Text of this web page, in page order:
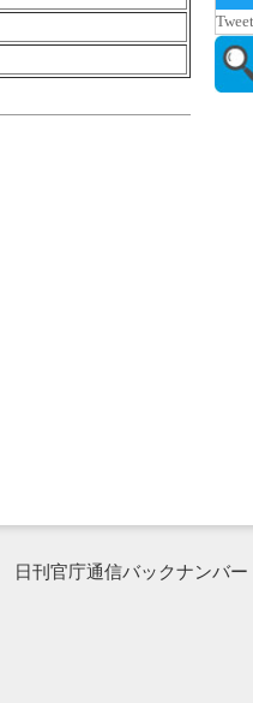
日刊官庁通信バックナンバー